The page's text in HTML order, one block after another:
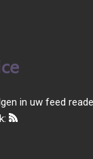
in uw feed